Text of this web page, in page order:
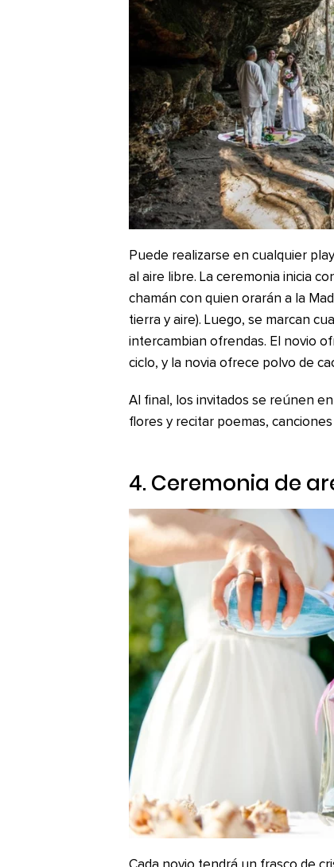
Puede realizarse en cualquier
al aire libre. La ceremonia inicia
chamán con quien orarán a la
tierra y aire). Luego, se marcan
intercambian ofrendas. El novio
ciclo, y la novia ofrece polvo de
Al final, los invitados se reúnen
flores y recitar poemas,
4. Ceremonia de